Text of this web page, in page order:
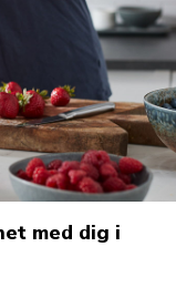
med dig i